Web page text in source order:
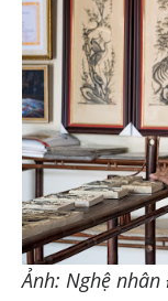
Ảnh: Nghệ nhân